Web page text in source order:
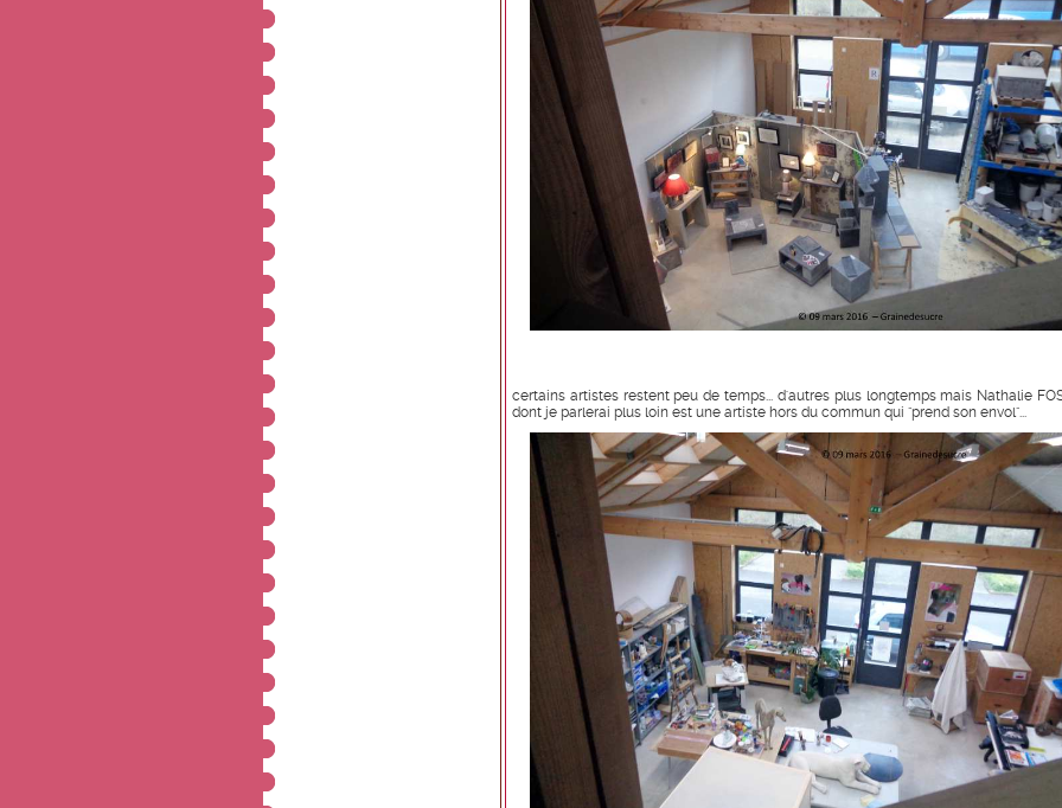
certains artistes restent peu de temps... d'autres plus longtemps mais Nathalie
dont je parlerai plus loin est une artiste hors du commun qui "prend son envol"...